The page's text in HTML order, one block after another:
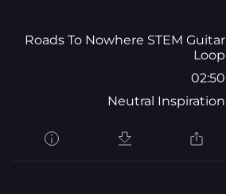
Roads To Nowhere STEM Guitar
Loop
02:50
Neutral Inspiration